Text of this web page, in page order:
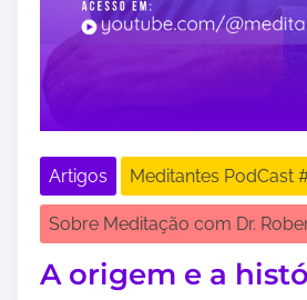
Artigos Meditantes PodCast
Sobre Meditação com Dr.
A origem e a